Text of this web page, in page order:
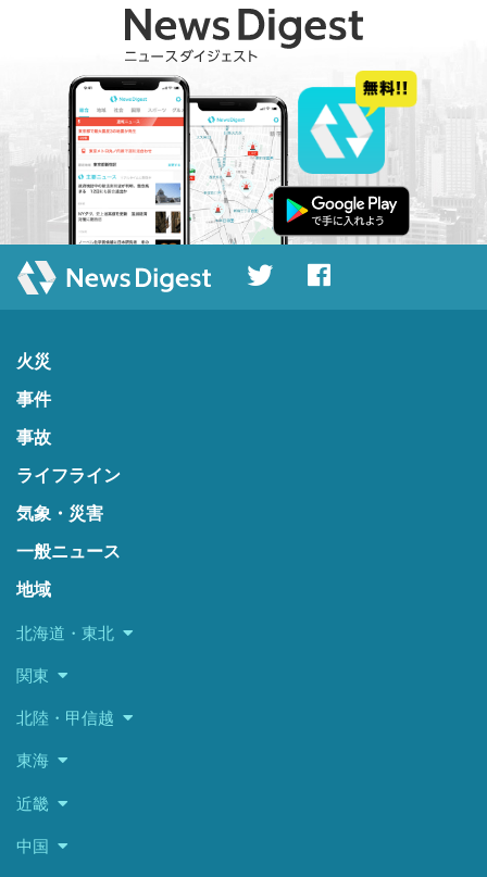
火災
事件
事故
ライフライン
気象・災害
一般ニュース
地域
北海道・東北
関東
北陸・甲信越
東海
近畿
中国